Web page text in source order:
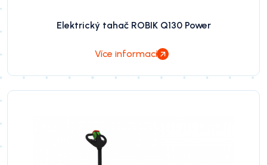
Elektrický tahač ROBIK Q130 Power
Více informací